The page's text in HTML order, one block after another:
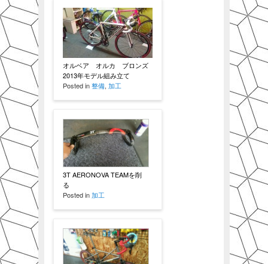
オルベア オルカ ブロンズ
2013年モデル組み立て
Posted in整備, 加工
3T AERONOVA TEAMを削
る
Posted in加工